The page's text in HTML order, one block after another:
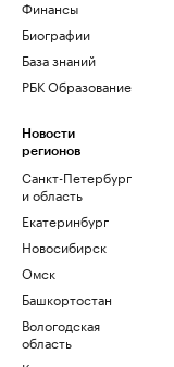
Финансы
Биографии
База знаний
РБК Образование
Новости
регионов
Санкт-Петербург
и область
Екатеринбург
Новосибирск
Омск
Башкортостан
Вологодская
область